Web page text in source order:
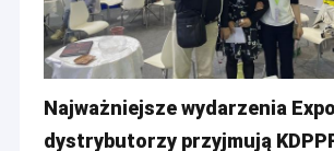
Najważniejsze wydarzenia
dystrybutorzy przyjmują